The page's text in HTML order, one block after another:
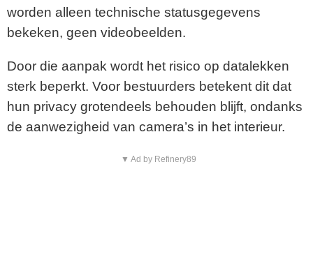
worden alleen technische statusgegevens
bekeken, geen videobeelden.
Door die aanpak wordt het risico op datalekken
sterk beperkt. Voor bestuurders betekent dit dat
hun privacy grotendeels behouden blijft, ondanks
de aanwezigheid van camera’s in het interieur.
▼ Ad by Refinery89